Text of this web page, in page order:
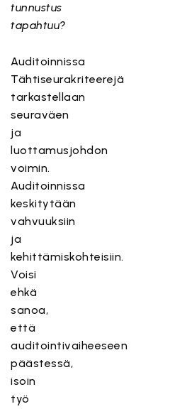
tunnustus
tapahtuu?
Auditoinnissa
Tähtiseurakriteerejä
tarkastellaan
seuraväen
ja
luottamusjohdon
voimin.
Auditoinnissa
keskitytään
vahvuuksiin
ja
kehittämiskohteisiin.
Voisi
ehkä
sanoa,
että
auditointivaiheeseen
päästessä,
isoin
työ